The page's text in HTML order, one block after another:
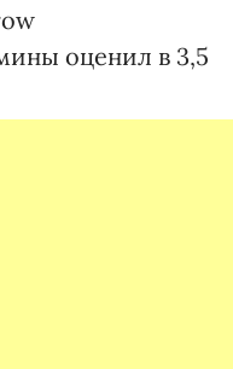
оценил в 3,5